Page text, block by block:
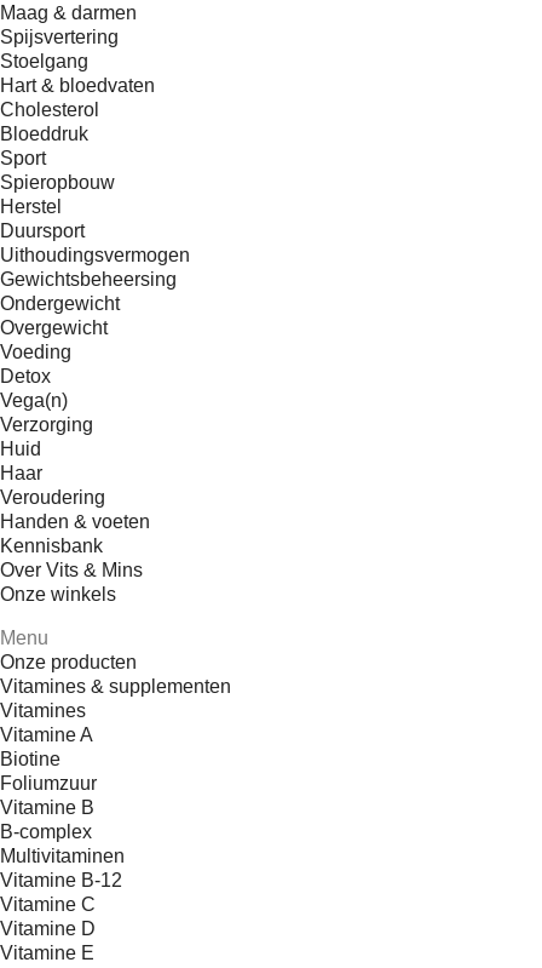
Maag & darmen
Spijsvertering
Stoelgang
Hart & bloedvaten
Cholesterol
Bloeddruk
Sport
Spieropbouw
Herstel
Duursport
Uithoudingsvermogen
Gewichtsbeheersing
Ondergewicht
Overgewicht
Voeding
Detox
Vega(n)
Verzorging
Huid
Haar
Veroudering
Handen & voeten
Kennisbank
Over Vits & Mins
Onze winkels
Menu
Onze producten
Vitamines & supplementen
Vitamines
Vitamine A
Biotine
Foliumzuur
Vitamine B
B-complex
Multivitaminen
Vitamine B-12
Vitamine C
Vitamine D
Vitamine E